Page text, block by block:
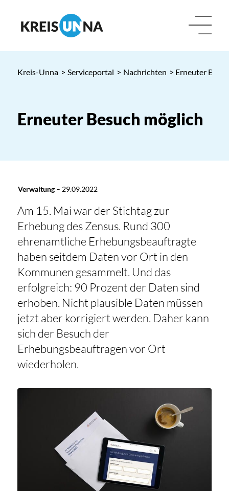
Kreis-Unna > Serviceportal > Nachrichten > Erneuter
Erneuter Besuch möglich
Verwaltung– 29.09.2022
Am 15. Mai war der Stichtag zur
Erhebung des Zensus. Rund 300
ehrenamtliche Erhebungsbeauftragte
haben seitdem Daten vor Ort in den
Kommunen gesammelt. Und das
erfolgreich: 90 Prozent der Daten sind
erhoben. Nicht plausible Daten müssen
jetzt aber korrigiert werden. Daher kann
sich der Besuch der
Erhebungsbeauftragen vor Ort
wiederholen.